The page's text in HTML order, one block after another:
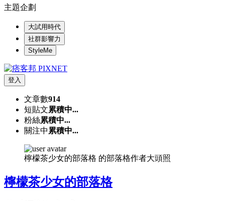
主題企劃
大試用時代
社群影響力
StyleMe
登入
文章數914
短貼文累積中...
粉絲累積中...
關注中 累積中...
檸檬茶少女的部落格 的部落格作者大頭照
檸檬茶少女的部落格